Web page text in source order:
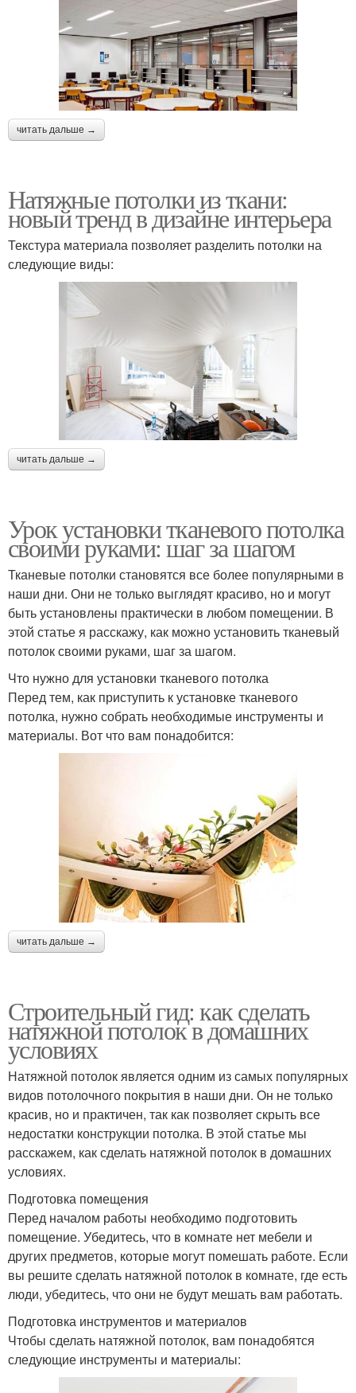
читать дальше →
Натяжные потолки из ткани:
новый тренд в дизайне интерьера
Текстура материала позволяет разделить потолки на
следующие виды:
читать дальше →
Урок установки тканевого потолка
своими руками: шаг за шагом
Тканевые потолки становятся все более популярными в
наши дни. Они не только выглядят красиво, но и могут
быть установлены практически в любом помещении. В
этой статье я расскажу, как можно установить тканевый
потолок своими руками, шаг за шагом.
Что нужно для установки тканевого потолка
Перед тем, как приступить к установке тканевого
потолка, нужно собрать необходимые инструменты и
материалы. Вот что вам понадобится:
читать дальше →
Строительный гид: как сделать
натяжной потолок в домашних
условиях
Натяжной потолок является одним из самых популярных
видов потолочного покрытия в наши дни. Он не только
красив, но и практичен, так как позволяет скрыть все
недостатки конструкции потолка. В этой статье мы
расскажем, как сделать натяжной потолок в домашних
условиях.
Подготовка помещения
Перед началом работы необходимо подготовить
помещение. Убедитесь, что в комнате нет мебели и
других предметов, которые могут помешать работе. Если
вы решите сделать натяжной потолок в комнате, где есть
люди, убедитесь, что они не будут мешать вам работать.
Подготовка инструментов и материалов
Чтобы сделать натяжной потолок, вам понадобятся
следующие инструменты и материалы: